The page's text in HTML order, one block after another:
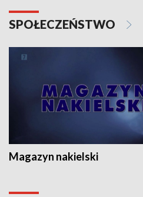
SPOŁECZEŃSTWO
Magazyn nakielski